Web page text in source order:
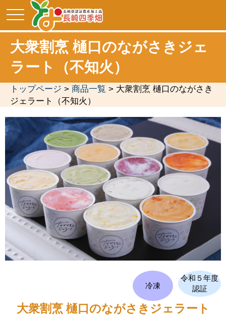
toggle
navigation
大衆割烹 樋口のながさきジェ
ラート（不知火）
トップページ > 商品一覧 > 大衆割烹 樋口のながさき
ジェラート（不知火）
令和５年度
認証
冷凍
大衆割烹 樋口のながさきジェラート